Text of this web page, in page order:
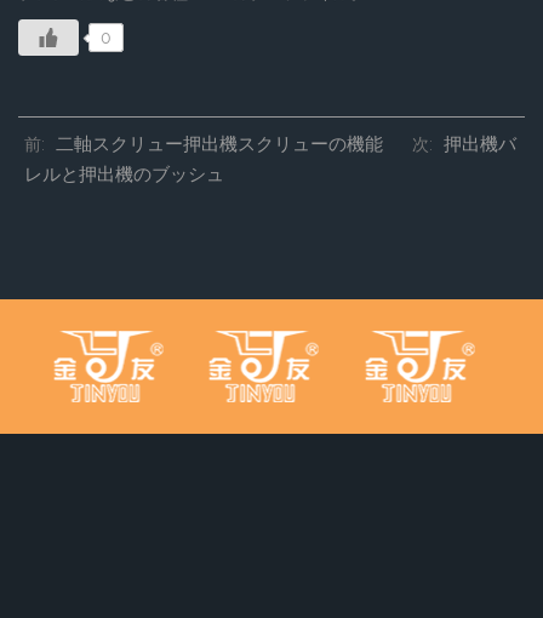
0
前: 二軸スクリュー押出機スクリューの機能 次:
押出機バ
レルと押出機のブッシュ